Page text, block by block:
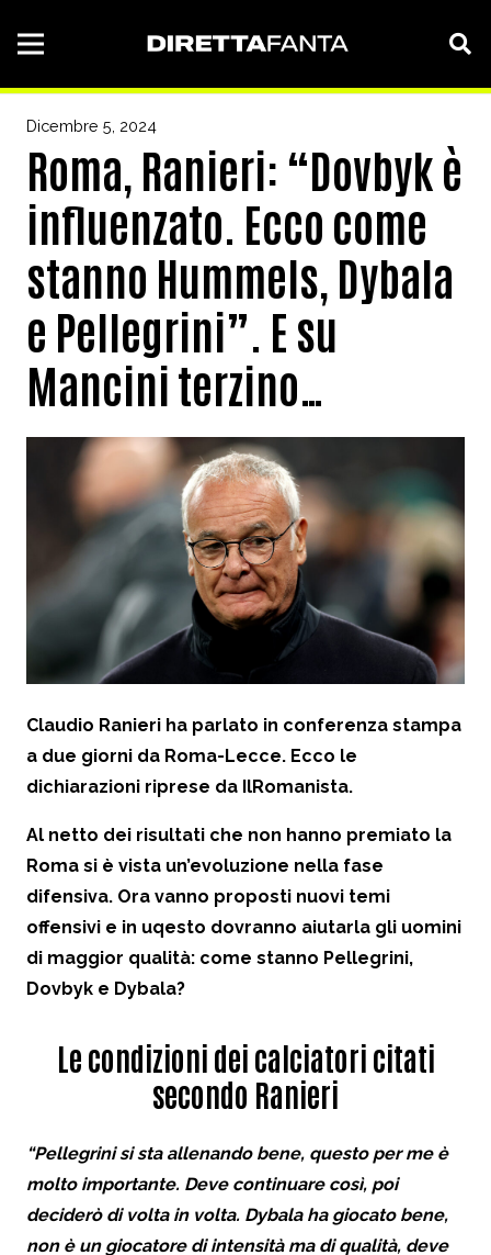
Dicembre 5, 2024
Roma, Ranieri: “Dovbyk è
influenzato. Ecco come
stanno Hummels, Dybala
e Pellegrini”. E su
Mancini terzino…
Claudio Ranieri ha parlato in conferenza stampa
a due giorni da Roma-Lecce. Ecco le
dichiarazioni riprese da IlRomanista.
Al netto dei risultati che non hanno premiato la
Roma si è vista un’evoluzione nella fase
difensiva. Ora vanno proposti nuovi temi
offensivi e in uqesto dovranno aiutarla gli uomini
di maggior qualità: come stanno Pellegrini,
Dovbyk e Dybala?
Le condizioni dei calciatori citati
secondo Ranieri
“Pellegrini si sta allenando bene, questo per me è
molto importante. Deve continuare così, poi
deciderò di volta in volta. Dybala ha giocato bene,
non è un giocatore di intensità ma di qualità, deve